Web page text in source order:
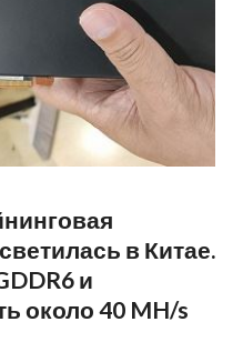
в Китае.
и
около 40 MH/s